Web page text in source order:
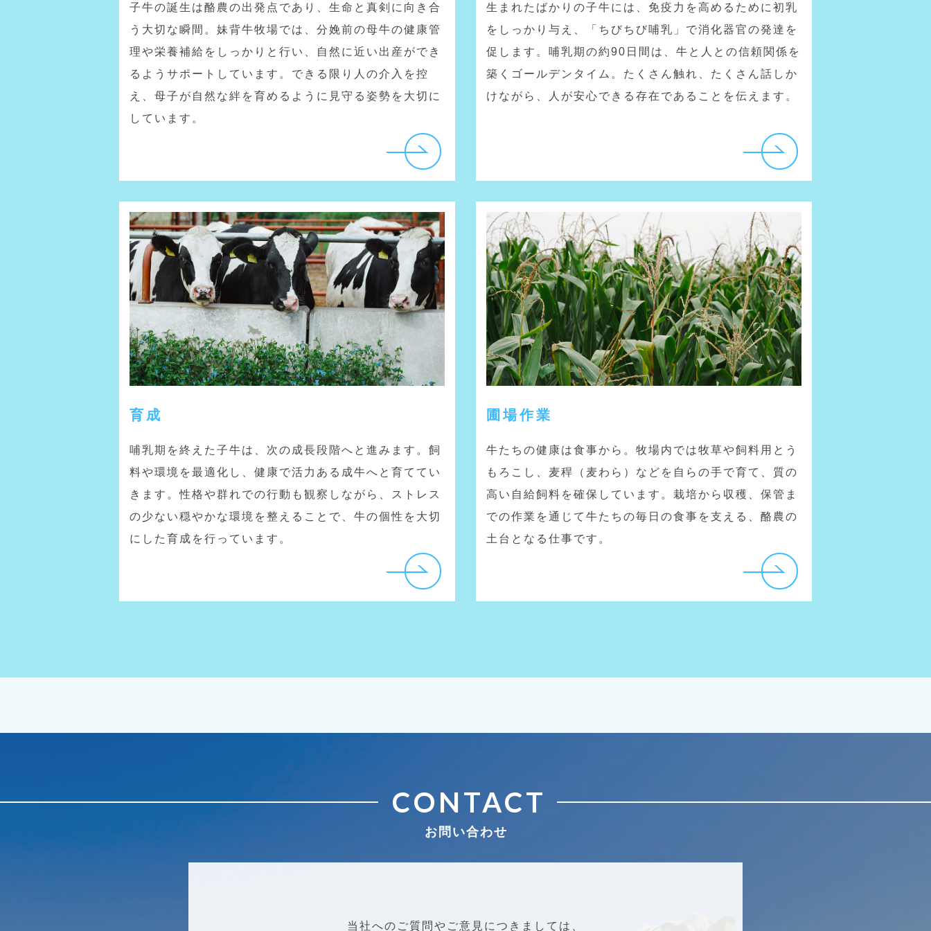
子牛の誕生は酪農の出発点であり、生命と真剣に向き合
う大切な瞬間。妹背牛牧場では、分娩前の母牛の健康管
理や栄養補給をしっかりと行い、自然に近い出産ができ
るようサポートしています。できる限り人の介入を控
え、母子が自然な絆を育めるように見守る姿勢を大切に
しています。
生まれたばかりの子牛には、免疫力を高めるために初乳
をしっかり与え、「ちびちび哺乳」で消化器官の発達を
促します。哺乳期の約90日間は、牛と人との信頼関係を
築くゴールデンタイム。たくさん触れ、たくさん話しか
けながら、人が安心できる存在であることを伝えます。
育成
哺乳期を終えた子牛は、次の成長段階へと進みます。飼
料や環境を最適化し、健康で活力ある成牛へと育ててい
きます。性格や群れでの行動も観察しながら、ストレス
の少ない穏やかな環境を整えることで、牛の個性を大切
にした育成を行っています。
圃場作業
牛たちの健康は食事から。牧場内では牧草や飼料用とう
もろこし、麦稈（麦わら）などを自らの手で育て、質の
高い自給飼料を確保しています。栽培から収穫、保管ま
での作業を通じて牛たちの毎日の食事を支える、酪農の
土台となる仕事です。
CONTACT
お問い合わせ
当社へのご質問やご意見につきましては、